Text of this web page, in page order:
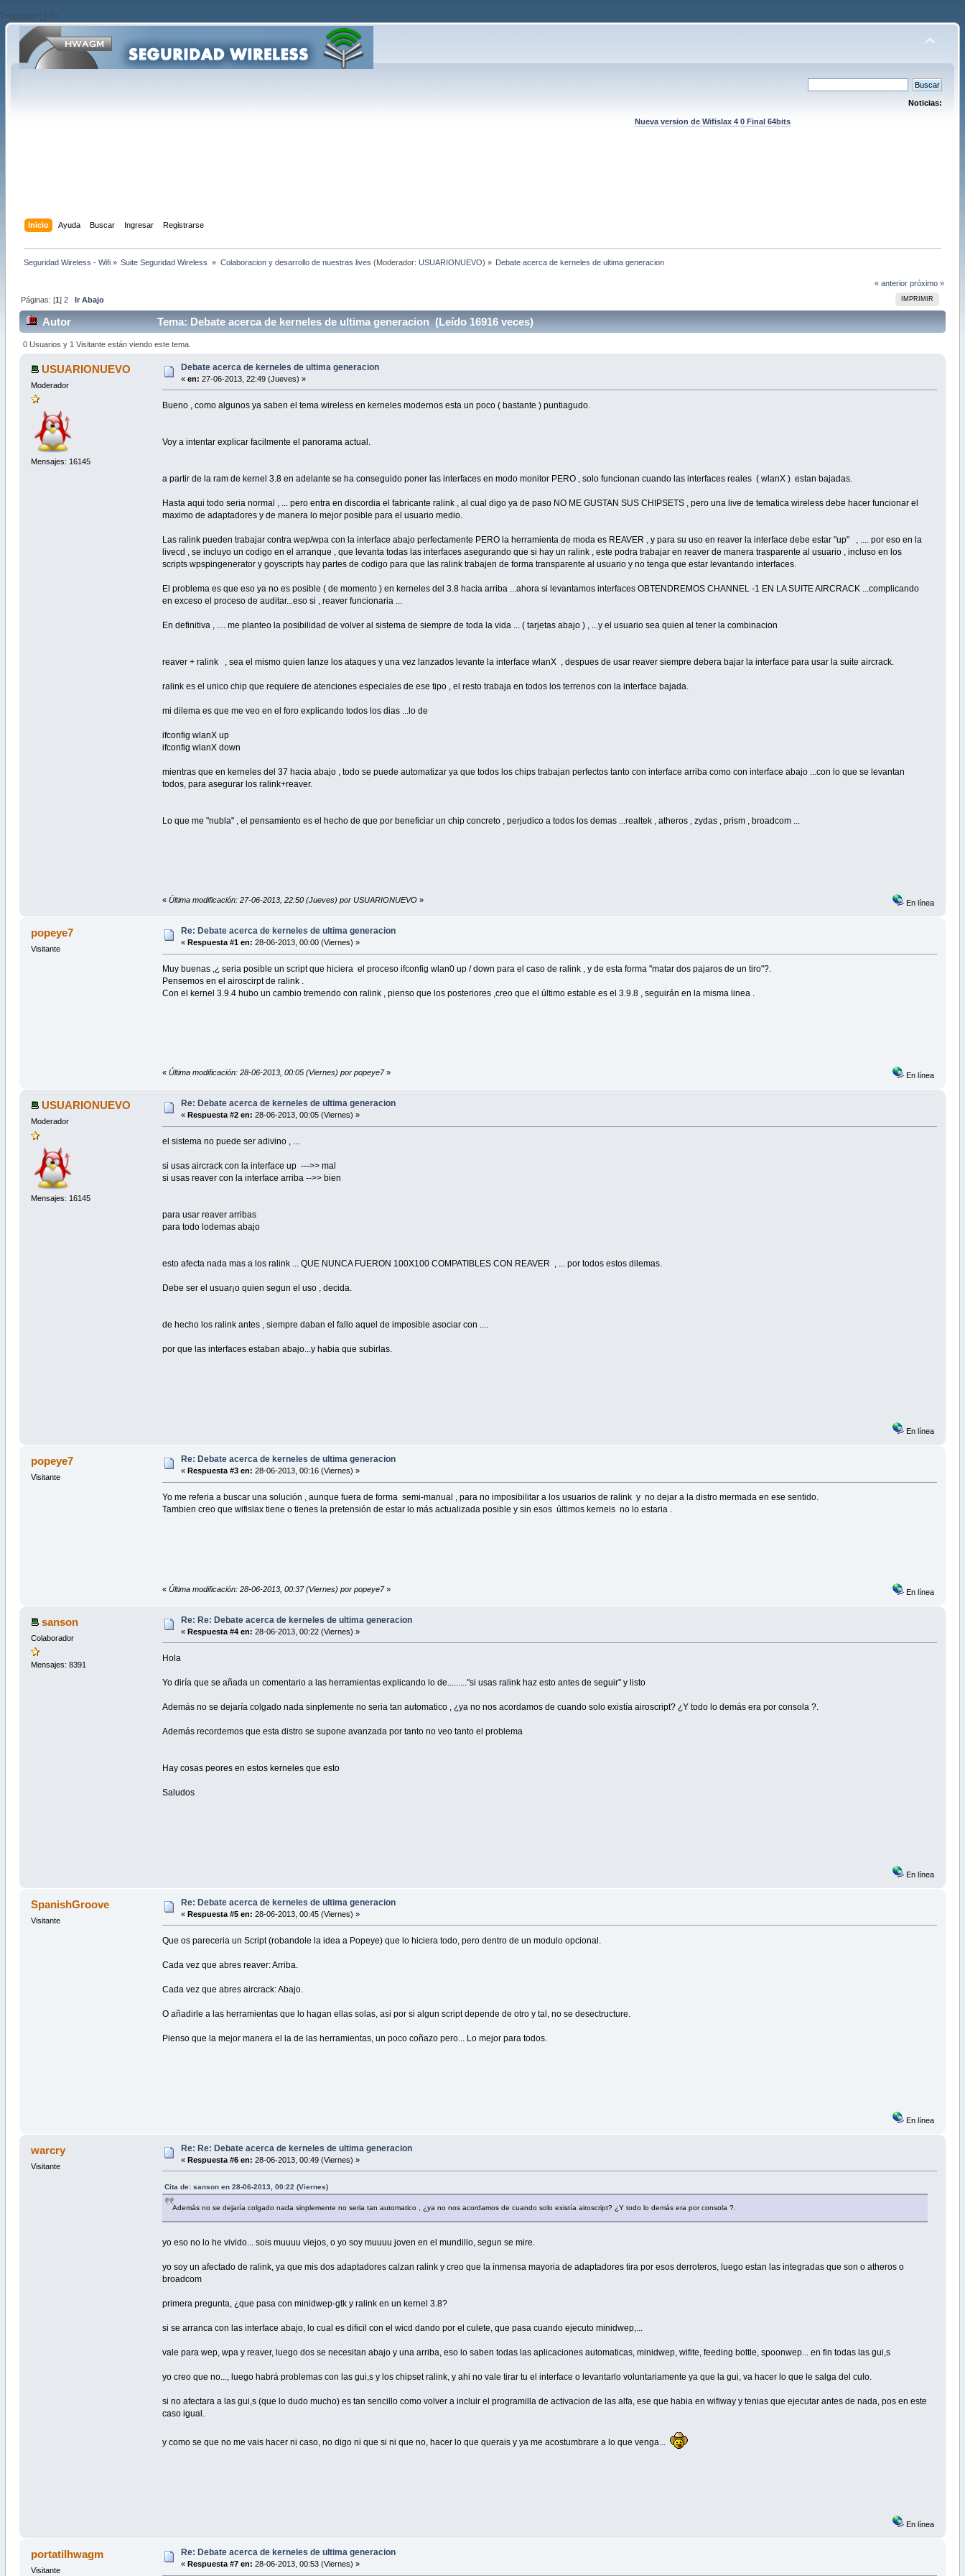
?>/script>'; } ?>
Noticias:
Nueva version de Wifislax 4 0 Final 64bits
Inicio Ayuda Buscar Ingresar Registrarse
Seguridad Wireless - Wifi» Suite Seguridad Wireless » Colaboracion y desarrollo de nuestras lives (Moderador: USUARIONUEVO) » Debate acerca de kerneles de ultima generacion
« anterior próximo »
IMPRIMIR
Páginas: [1] 2 Ir Abajo
Autor Tema: Debate acerca de kerneles de ultima generacion (Leído 16916 veces)
0 Usuarios y 1 Visitante están viendo este tema.
USUARIONUEVO
Moderador
Mensajes: 16145
Debate acerca de kerneles de ultima generacion
« en: 27-06-2013, 22:49 (Jueves) »
Bueno , como algunos ya saben el tema wireless en kerneles modernos esta un poco ( bastante ) puntiagudo.
Voy a intentar explicar facilmente el panorama actual.
a partir de la ram de kernel 3.8 en adelante se ha conseguido poner las interfaces en modo monitor PERO , solo funcionan cuando las interfaces reales ( wlanX ) estan bajadas.
Hasta aqui todo seria normal , ... pero entra en discordia el fabricante ralink , al cual digo ya de paso NO ME GUSTAN SUS CHIPSETS , pero una live de tematica wireless debe hacer funcionar el
maximo de adaptadores y de manera lo mejor posible para el usuario medio.
Las ralink pueden trabajar contra wep/wpa con la interface abajo perfectamente PERO la herramienta de moda es REAVER , y para su uso en reaver la interface debe estar "up" , .... por eso en la
livecd , se incluyo un codigo en el arranque , que levanta todas las interfaces asegurando que si hay un ralink , este podra trabajar en reaver de manera trasparente al usuario , incluso en los
scripts wpspingenerator y goyscripts hay partes de codigo para que las ralink trabajen de forma transparente al usuario y no tenga que estar levantando interfaces.
El problema es que eso ya no es posible ( de momento ) en kerneles del 3.8 hacia arriba ...ahora si levantamos interfaces OBTENDREMOS CHANNEL -1 EN LA SUITE AIRCRACK ...complicando
en exceso el proceso de auditar...eso si , reaver funcionaria ...
En definitiva , .... me planteo la posibilidad de volver al sistema de siempre de toda la vida ... ( tarjetas abajo ) , ...y el usuario sea quien al tener la combinacion
reaver + ralink , sea el mismo quien lanze los ataques y una vez lanzados levante la interface wlanX , despues de usar reaver siempre debera bajar la interface para usar la suite aircrack.
ralink es el unico chip que requiere de atenciones especiales de ese tipo , el resto trabaja en todos los terrenos con la interface bajada.
mi dilema es que me veo en el foro explicando todos los dias ...lo de
ifconfig wlanX up
ifconfig wlanX down
mientras que en kerneles del 37 hacia abajo , todo se puede automatizar ya que todos los chips trabajan perfectos tanto con interface arriba como con interface abajo ...con lo que se levantan
todos, para asegurar los ralink+reaver.
Lo que me "nubla" , el pensamiento es el hecho de que por beneficiar un chip concreto , perjudico a todos los demas ...realtek , atheros , zydas , prism , broadcom ...
«Última modificación: 27-06-2013, 22:50 (Jueves) por USUARIONUEVO » En línea
popeye7
Visitante
Re: Debate acerca de kerneles de ultima generacion
« Respuesta #1 en: 28-06-2013, 00:00 (Viernes) »
Muy buenas ,¿ seria posible un script que hiciera el proceso ifconfig wlan0 up / down para el caso de ralink , y de esta forma "matar dos pajaros de un tiro"?.
Pensemos en el airoscirpt de ralink .
Con el kernel 3.9.4 hubo un cambio tremendo con ralink , pienso que los posteriores ,creo que el último estable es el 3.9.8 , seguirán en la misma linea .
«Última modificación: 28-06-2013, 00:05 (Viernes) por popeye7» En línea
USUARIONUEVO
Moderador
Mensajes: 16145
Re: Debate acerca de kerneles de ultima generacion
« Respuesta #2 en: 28-06-2013, 00:05 (Viernes) »
el sistema no puede ser adivino , ...
si usas aircrack con la interface up --->> mal
si usas reaver con la interface arriba -->> bien
para usar reaver arribas
para todo lodemas abajo
esto afecta nada mas a los ralink ... QUE NUNCA FUERON 100X100 COMPATIBLES CON REAVER , ... por todos estos dilemas.
Debe ser el usuar¡o quien segun el uso , decida.
de hecho los ralink antes , siempre daban el fallo aquel de imposible asociar con ....
por que las interfaces estaban abajo...y habia que subirlas.
En línea
popeye7
Visitante
Re: Debate acerca de kerneles de ultima generacion
« Respuesta #3 en: 28-06-2013, 00:16 (Viernes) »
Yo me referia a buscar una solución , aunque fuera de forma semi-manual , para no imposibilitar a los usuarios de ralink y no dejar a la distro mermada en ese sentido.
Tambien creo que wifislax tiene o tienes la pretensión de estar lo más actualizada posible y sin esos últimos kernels no lo estaria .
«Última modificación: 28-06-2013, 00:37 (Viernes) por popeye7» En línea
sanson
Colaborador
Mensajes: 8391
Re: Re: Debate acerca de kerneles de ultima generacion
« Respuesta #4 en: 28-06-2013, 00:22 (Viernes) »
Hola
Yo diría que se añada un comentario a las herramientas explicando lo de........."si usas ralink haz esto antes de seguir" y listo
Además no se dejaría colgado nada sinplemente no seria tan automatico , ¿ya no nos acordamos de cuando solo existía airoscript? ¿Y todo lo demás era por consola ?.
Además recordemos que esta distro se supone avanzada por tanto no veo tanto el problema
Hay cosas peores en estos kerneles que esto
Saludos
En línea
SpanishGroove
Visitante
Re: Debate acerca de kerneles de ultima generacion
« Respuesta #5 en: 28-06-2013, 00:45 (Viernes) »
Que os pareceria un Script (robandole la idea a Popeye) que lo hiciera todo, pero dentro de un modulo opcional.
Cada vez que abres reaver: Arriba.
Cada vez que abres aircrack: Abajo.
O añadirle a las herramientas que lo hagan ellas solas, asi por si algun script depende de otro y tal, no se desectructure.
Pienso que la mejor manera el la de las herramientas, un poco coñazo pero... Lo mejor para todos.
En línea
warcry
Visitante
Re: Re: Debate acerca de kerneles de ultima generacion
« Respuesta #6 en: 28-06-2013, 00:49 (Viernes) »
Cita de: sanson en 28-06-2013, 00:22 (Viernes)
Además no se dejaría colgado nada sinplemente no seria tan automatico , ¿ya no nos acordamos de cuando solo existía airoscript? ¿Y todo lo demás era por consola ?.
yo eso no lo he vivido... sois muuuu viejos, o yo soy muuuu joven en el mundillo, segun se mire.
yo soy un afectado de ralink, ya que mis dos adaptadores calzan ralink y creo que la inmensa mayoria de adaptadores tira por esos derroteros, luego estan las integradas que son o atheros o
broadcom
primera pregunta, ¿que pasa con minidwep-gtk y ralink en un kernel 3.8?
si se arranca con las interface abajo, lo cual es dificil con el wicd dando por el culete, que pasa cuando ejecuto minidwep,...
vale para wep, wpa y reaver, luego dos se necesitan abajo y una arriba, eso lo saben todas las aplicaciones automaticas, minidwep, wifite, feeding bottle, spoonwep... en fin todas las gui,s
yo creo que no..., luego habrá problemas con las gui,s y los chipset ralink, y ahi no vale tirar tu el interface o levantarlo voluntariamente ya que la gui, va hacer lo que le salga del culo.
si no afectara a las gui,s (que lo dudo mucho) es tan sencillo como volver a incluir el programilla de activacion de las alfa, ese que habia en wifiway y tenias que ejecutar antes de nada, pos en este
caso igual.
y como se que no me vais hacer ni caso, no digo ni que si ni que no, hacer lo que querais y ya me acostumbrare a lo que venga...
En línea
portatilhwagm
Visitante
Re: Debate acerca de kerneles de ultima generacion
« Respuesta #7 en: 28-06-2013, 00:53 (Viernes) »